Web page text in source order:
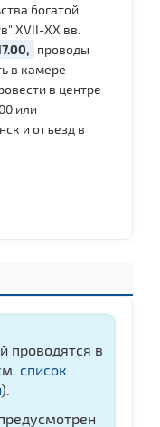
богатой
XVII-XX вв.
проводы
в камере
в центре
или
и отъезд в
проводятся в
список
).